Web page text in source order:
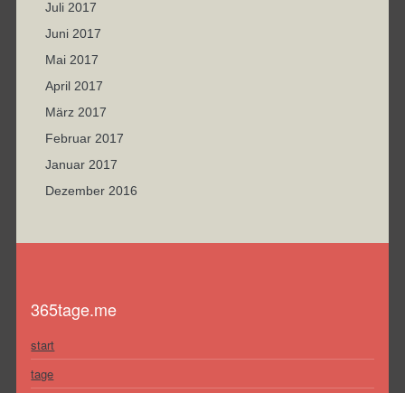
Juli 2017
Juni 2017
Mai 2017
April 2017
März 2017
Februar 2017
Januar 2017
Dezember 2016
365tage.me
start
tage